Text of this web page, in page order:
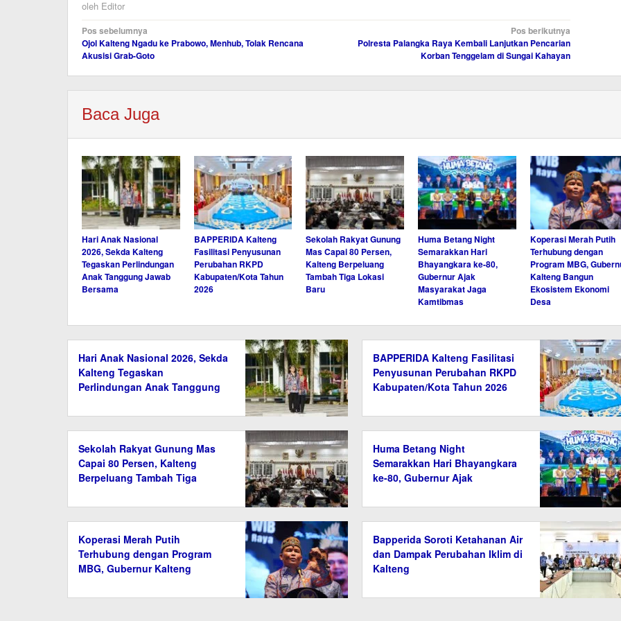
oleh Editor
Navigasi
pos
Pos sebelumnya
Ojol Kalteng Ngadu ke Prabowo, Menhub, Tolak Rencana
Akusisi Grab-Goto
Pos berikutnya
Polresta Palangka Raya Kembali Lanjutkan Pencarian
Korban Tenggelam di Sungai Kahayan
Baca Juga
Hari Anak Nasional
2026, Sekda Kalteng
Tegaskan Perlindungan
Anak Tanggung Jawab
Bersama
BAPPERIDA Kalteng
Fasilitasi Penyusunan
Perubahan RKPD
Kabupaten/Kota Tahun
2026
Sekolah Rakyat Gunung
Mas Capai 80 Persen,
Kalteng Berpeluang
Tambah Tiga Lokasi
Baru
Huma Betang Night
Semarakkan Hari
Bhayangkara ke-80,
Gubernur Ajak
Masyarakat Jaga
Kamtibmas
Koperasi Merah Putih
Terhubung dengan
Program MBG,
Kalteng Bangun
Ekosistem Ekonomi
Desa
Hari Anak Nasional 2026, Sekda
Kalteng Tegaskan
Perlindungan Anak Tanggung
BAPPERIDA Kalteng Fasilitasi
Penyusunan Perubahan RKPD
Kabupaten/Kota Tahun 2026
Sekolah Rakyat Gunung Mas
Capai 80 Persen, Kalteng
Berpeluang Tambah Tiga
Huma Betang Night
Semarakkan Hari Bhayangkara
ke-80, Gubernur Ajak
Koperasi Merah Putih
Terhubung dengan Program
MBG, Gubernur Kalteng
Desa
Bapperida Soroti Ketahanan Air
dan Dampak Perubahan Iklim di
Kalteng